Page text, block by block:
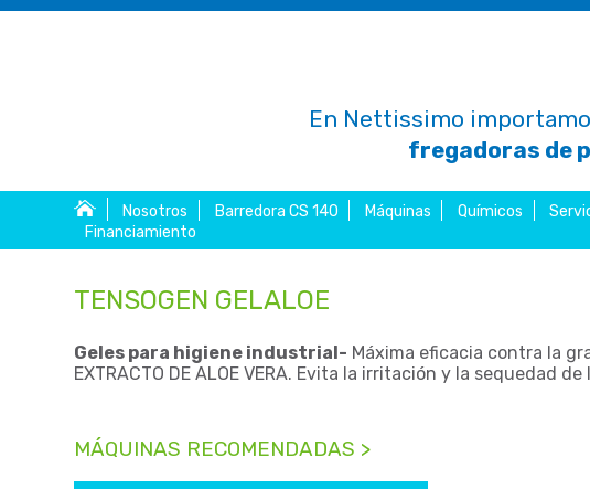
En Nettissimo
fregadoras de
Nosotros Barredora CS 140 Máquinas Químicos
Financiamiento
TENSOGEN GELALOE
Geles para higiene industrial- Máxima eficacia contra la
EXTRACTO DE ALOE VERA. Evita la irritación y la sequedad
MÁQUINAS RECOMENDADAS >